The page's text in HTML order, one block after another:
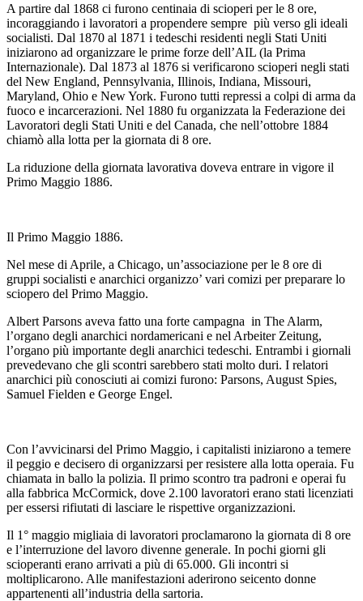
A partire dal 1868 ci furono centinaia di scioperi per le 8 ore,
incoraggiando i lavoratori a propendere sempre più verso gli ideali
socialisti. Dal 1870 al 1871 i tedeschi residenti negli Stati Uniti
iniziarono ad organizzare le prime forze dell’AIL (la Prima
Internazionale). Dal 1873 al 1876 si verificarono scioperi negli stati
del New England, Pennsylvania, Illinois, Indiana, Missouri,
Maryland, Ohio e New York. Furono tutti repressi a colpi di arma da
fuoco e incarcerazioni. Nel 1880 fu organizzata la Federazione dei
Lavoratori degli Stati Uniti e del Canada, che nell’ottobre 1884
chiamò alla lotta per la giornata di 8 ore.
La riduzione della giornata lavorativa doveva entrare in vigore il
Primo Maggio 1886.
Il Primo Maggio 1886.
Nel mese di Aprile, a Chicago, un’associazione per le 8 ore di
gruppi socialisti e anarchici organizzo’ vari comizi per preparare lo
sciopero del Primo Maggio.
Albert Parsons aveva fatto una forte campagna in The Alarm,
l’organo degli anarchici nordamericani e nel Arbeiter Zeitung,
l’organo più importante degli anarchici tedeschi. Entrambi i giornali
prevedevano che gli scontri sarebbero stati molto duri. I relatori
anarchici più conosciuti ai comizi furono: Parsons, August Spies,
Samuel Fielden e George Engel.
Con l’avvicinarsi del Primo Maggio, i capitalisti iniziarono a temere
il peggio e decisero di organizzarsi per resistere alla lotta operaia. Fu
chiamata in ballo la polizia. Il primo scontro tra padroni e operai fu
alla fabbrica McCormick, dove 2.100 lavoratori erano stati licenziati
per essersi rifiutati di lasciare le rispettive organizzazioni.
Il 1° maggio migliaia di lavoratori proclamarono la giornata di 8 ore
e l’interruzione del lavoro divenne generale. In pochi giorni gli
scioperanti erano arrivati ​​a più di 65.000. Gli incontri si
moltiplicarono. Alle manifestazioni aderirono seicento donne
appartenenti all’industria della sartoria.